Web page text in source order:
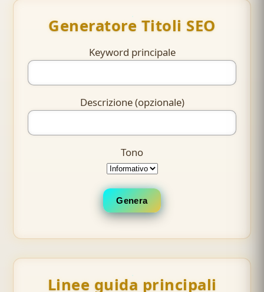
Generatore Titoli SEO
Keyword principale
Descrizione (opzionale)
Tono
Genera
Linee guida principali